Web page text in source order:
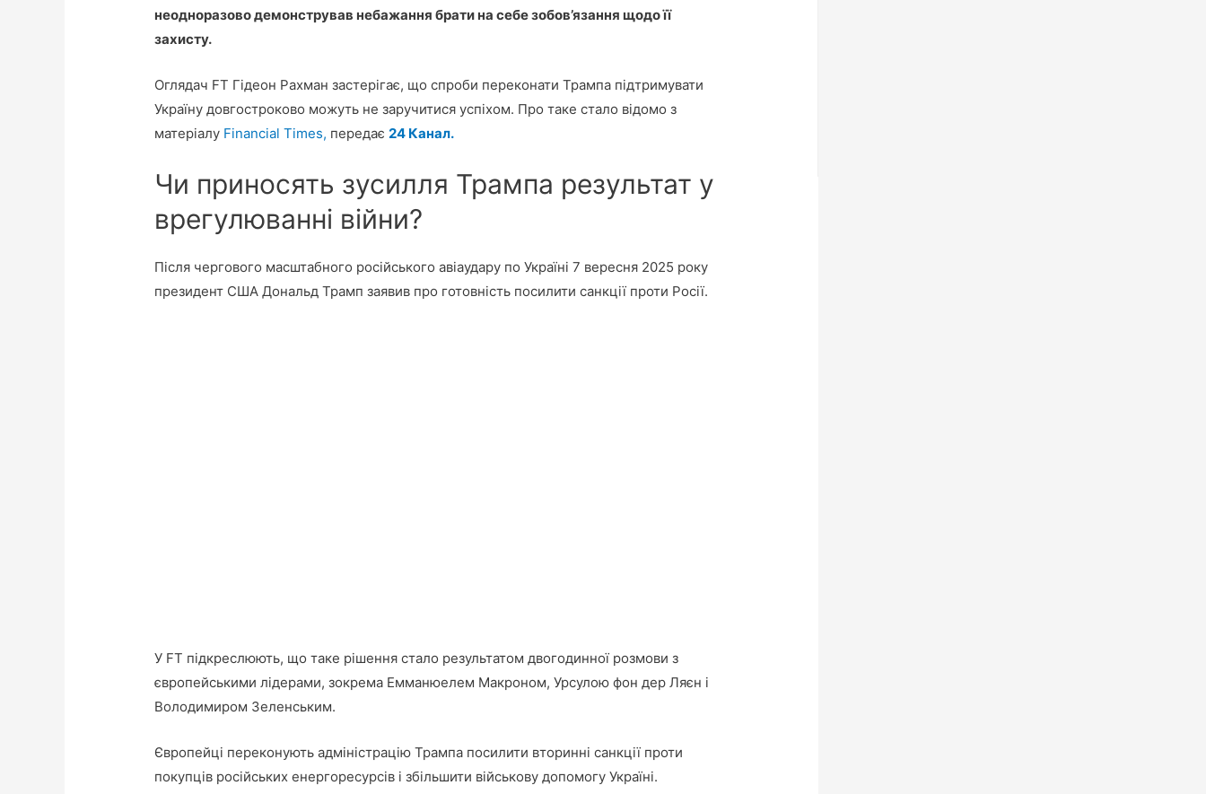
неодноразово демонстрував небажання брати на себе зобов’язання щодо її
захисту.
Оглядач FT Гідеон Рахман застерігає, що спроби переконати Трампа підтримувати
Україну довгостроково можуть не заручитися успіхом. Про таке стало відомо з
матеріалу Financial Times, передає 24 Канал.
Чи приносять зусилля Трампа результат у
врегулюванні війни?
Після чергового масштабного російського авіаудару по Україні 7 вересня 2025 року
президент США Дональд Трамп заявив про готовність посилити санкції проти Росії.
У FT підкреслюють, що таке рішення стало результатом двогодинної розмови з
європейськими лідерами, зокрема Емманюелем Макроном, Урсулою фон дер Ляєн і
Володимиром Зеленським.
Європейці переконують адміністрацію Трампа посилити вторинні санкції проти
покупців російських енергоресурсів і збільшити військову допомогу Україні.